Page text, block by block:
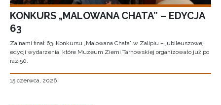
KONKURS „MALOWANA CHATA” – EDYCJA
63
Za nami finał 63. Konkursu „Malowana Chata” w Zalipiu – jubileuszowej
edycji wydarzenia, które Muzeum Ziemi Tarnowskiej organizowało już po
raz 50.
15 czerwca, 2026